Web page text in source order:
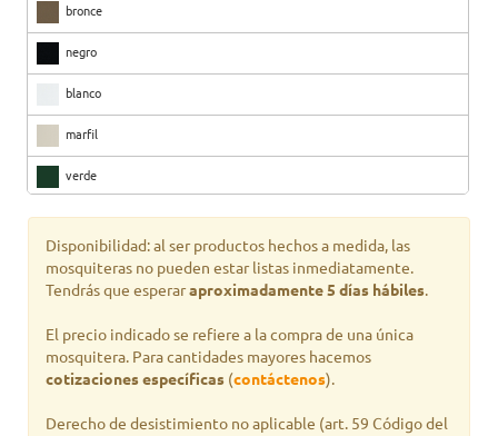
bronce
negro
blanco
marfil
verde
marrón
cereza
nuez
Disponibilidad: al ser productos hechos a medida, las
mosquiteras no pueden estar listas inmediatamente.
Tendrás que esperaraproximadamente 5 días hábiles.
El precio indicado se refiere a la compra de una única
mosquitera. Para cantidades mayores hacemos
cotizaciones específicas (contáctenos).
Derecho de desistimiento no aplicable (art. 59 Código del